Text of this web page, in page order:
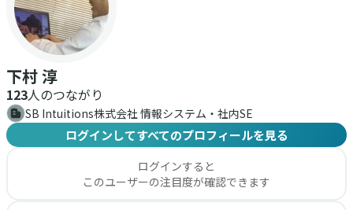
下村 淳
123人のつながり
SB Intuitions株式会社 情報システム・社内SE
ログインしてすべてのプロフィールを見る
ログインすると
このユーザーの注目度が確認できます